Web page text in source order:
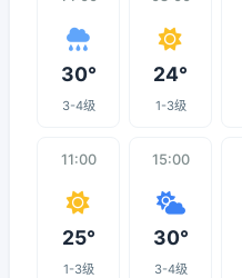
30°
3-4级
24°
1-3级
11:00
25°
1-3级
15:00
30°
3-4级